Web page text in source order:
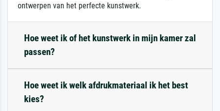
ontwerpen van het perfecte kunstwerk.
Hoe weet ik of het kunstwerk in mijn kamer zal
passen?
Hoe weet ik welk afdrukmateriaal ik het best
kies?